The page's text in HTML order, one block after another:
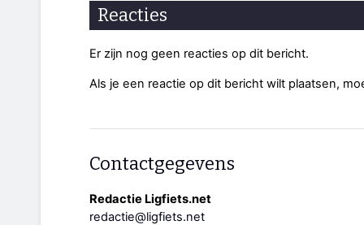
Reacties
Er zijn nog geen reacties op dit bericht.
Als je een reactie op dit bericht wilt plaatsen,
Contactgegevens
Redactie Ligfiets.net
redactie@ligfiets.net